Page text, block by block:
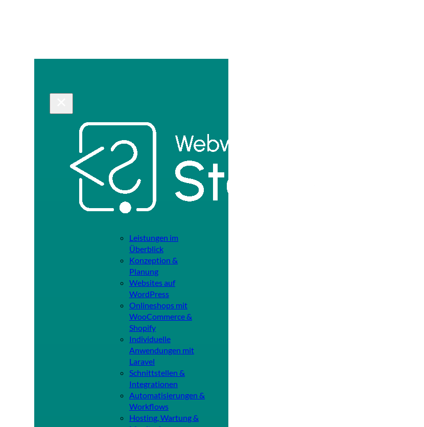
Leistungen im
Überblick
Konzeption &
Planung
Websites auf
WordPress
Onlineshops mit
WooCommerce &
Shopify
Individuelle
Anwendungen mit
Laravel
Schnittstellen &
Integrationen
Automatisierungen &
Workflows
Hosting, Wartung &